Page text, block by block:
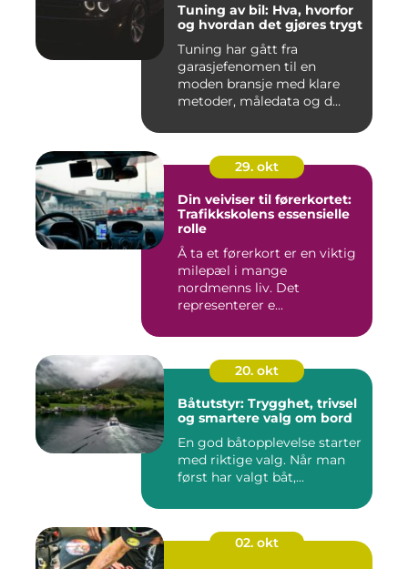
Tuning av bil: Hva, hvorfor
og hvordan det gjøres trygt
Tuning har gått fra
garasjefenomen til en
moden bransje med klare
metoder, måledata og d...
29. okt
Din veiviser til førerkortet:
Trafikkskolens essensielle
rolle
Å ta et førerkort er en viktig
milepæl i mange
nordmenns liv. Det
representerer e...
20. okt
Båtutstyr: Trygghet, trivsel
og smartere valg om bord
En god båtopplevelse starter
med riktige valg. Når man
først har valgt båt,...
02. okt